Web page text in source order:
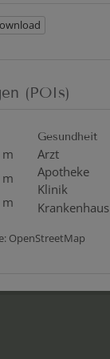
(POIs)
Gesundheit
Arzt
Apotheke
Klinik
Krankenhaus
OpenStreetMap